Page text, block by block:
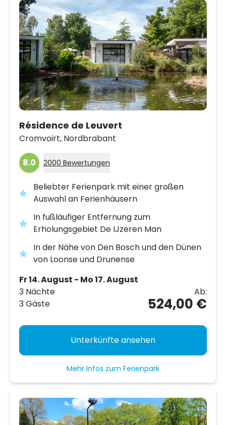
Résidence de Leuvert
Cromvoirt, Nordbrabant
8.0 2000 Bewertungen
Beliebter Ferienpark mit einer großen
Auswahl an Ferienhäusern
In fußläufiger Entfernung zum
Erholungsgebiet De IJzeren Man
In der Nähe von Den Bosch und den Dünen
von Loonse und Drunense
Fr 14. August - Mo 17. August
3 Nächte
3 Gäste
Ab:
524,00 €
Unterkünfte ansehen
Mehr Infos zum Ferienpark